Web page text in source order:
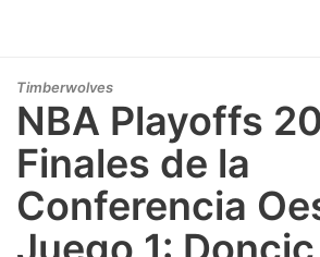
Timberwolves
NBA Playoffs
Finales de la
Conferencia